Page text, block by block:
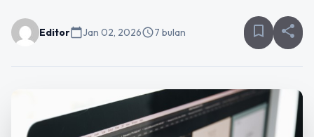
Editorcalendar_today Jan 02, 2026schedule7 bulan bookmark_border share